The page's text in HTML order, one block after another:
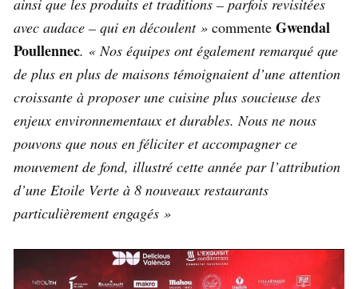
ainsi que les produits et traditions – parfois revisitées
avec audace – qui en découlent » commente Gwendal
Poullennec. « Nos équipes ont également remarqué que
de plus en plus de maisons témoignaient d’une attention
croissante à proposer une cuisine plus soucieuse des
enjeux environnementaux et durables. Nous ne nous
pouvons que nous en féliciter et accompagner ce
mouvement de fond, illustré cette année par l’attribution
d’une Etoile Verte à 8 nouveaux restaurants
particulièrement engagés »